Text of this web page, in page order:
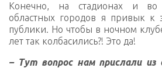
Конечно, на стадионах и во
областных городов я привык к
публики. Но чтобы в ночном
лет так колбасились?! Это да!
– Тут вопрос нам прислали из